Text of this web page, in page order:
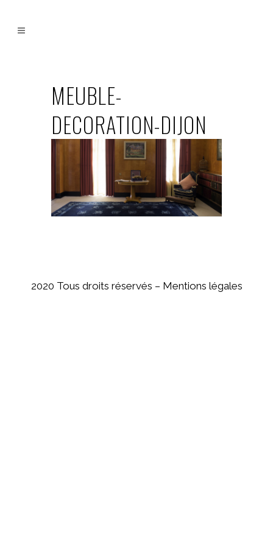
MEUBLE-
DECORATION-DIJON
2020 Tous droits réservés – Mentions légales